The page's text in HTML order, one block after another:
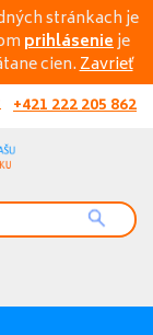
stránkach je
prihlásenieje
cien.Zavrieť
+421 222 205 862